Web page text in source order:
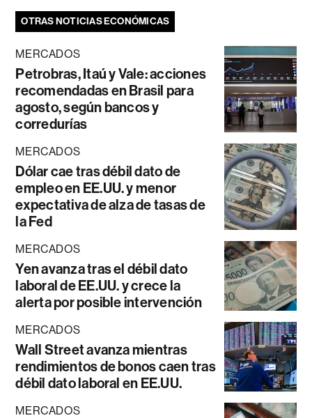
OTRAS NOTICIAS ECONÓMICAS
MERCADOS
Petrobras, Itaú y Vale: acciones
recomendadas en Brasil para
agosto, según bancos y
corredurías
MERCADOS
Dólar cae tras débil dato de
empleo en EE.UU. y menor
expectativa de alza de tasas de
la Fed
MERCADOS
Yen avanza tras el débil dato
laboral de EE.UU. y crece la
alerta por posible intervención
MERCADOS
Wall Street avanza mientras
rendimientos de bonos caen tras
débil dato laboral en EE.UU.
MERCADOS